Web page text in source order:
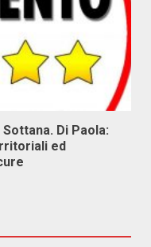
Di Paola:
ed